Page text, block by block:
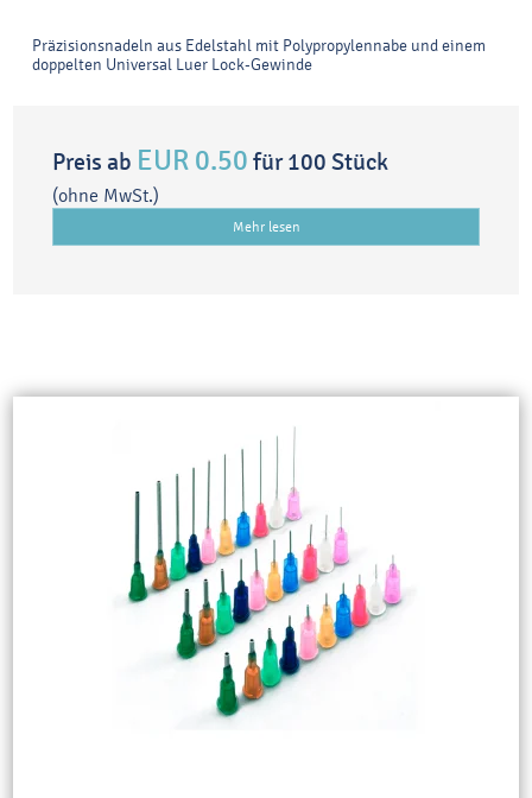
Präzisionsnadeln aus Edelstahl mit Polypropylennabe und einem
doppelten Universal Luer Lock-Gewinde
Preis ab EUR 0.50 für 100 Stück
(ohne MwSt.)
Mehr lesen